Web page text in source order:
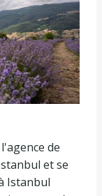
de
et se
Istanbul